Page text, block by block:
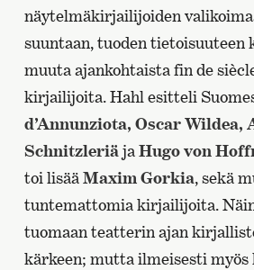
näytelmäkirjailijoiden
suuntaan, tuoden tietoisuuteen
muuta ajankohtaista fin de
kirjailijoita. Hahl esitteli
d’Annunziota, Oscar Wildea,
SchnitzleriäjaHugo von
toi lisääMaxim Gorkia, sekä
tuntemattomia kirjailijoita.
tuomaan teatterin ajan
kärkeen; mutta ilmeisesti myös